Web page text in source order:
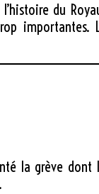
du
importantes.
la grève